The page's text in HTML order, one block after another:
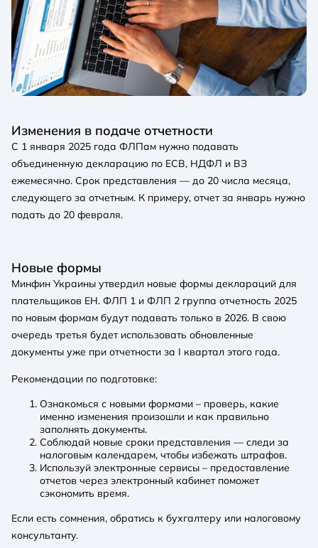
Изменения в подаче отчетности
С 1 января 2025 года ФЛПам нужно подавать
объединенную декларацию по ЕСВ, НДФЛ и ВЗ
ежемесячно. Срок представления — до 20 числа месяца,
следующего за отчетным. К примеру, отчет за январь нужно
подать до 20 февраля.
Новые формы
Минфин Украины утвердил новые формы деклараций для
плательщиков ЕН. ФЛП 1 и ФЛП 2 группа отчетность 2025
по новым формам будут подавать только в 2026. В свою
очередь третья будет использовать обновленные
документы уже при отчетности за I квартал этого года.
Рекомендации по подготовке:
Ознакомься с новыми формами – проверь, какие
именно изменения произошли и как правильно
заполнять документы.
Соблюдай новые сроки представления — следи за
налоговым календарем, чтобы избежать штрафов.
Используй электронные сервисы – предоставление
отчетов через электронный кабинет поможет
сэкономить время.
Если есть сомнения, обратись к бухгалтеру или налоговому
консультанту.